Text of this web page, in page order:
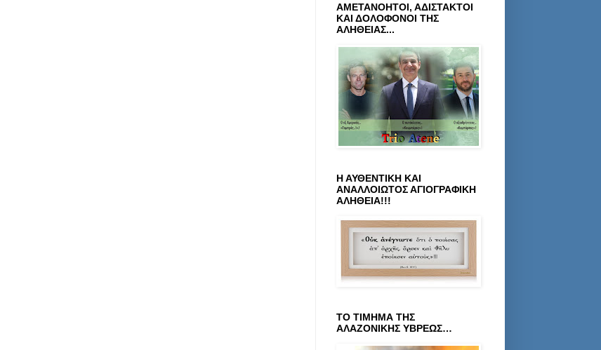
ΑΜΕΤΑΝΟΗΤΟΙ, ΑΔΙΣΤΑΚΤΟΙ
ΚΑΙ ΔΟΛΟΦΟΝΟΙ ΤΗΣ
ΑΛΗΘΕΙΑΣ...
Η ΑΥΘΕΝΤΙΚΗ ΚΑΙ
ΑΝΑΛΛΟΙΩΤΟΣ ΑΓΙΟΓΡΑΦΙΚΗ
ΑΛΗΘΕΙΑ!!!
ΤΟ ΤΙΜΗΜΑ ΤΗΣ
ΑΛΑΖΟΝΙΚΗΣ ΥΒΡΕΩΣ…